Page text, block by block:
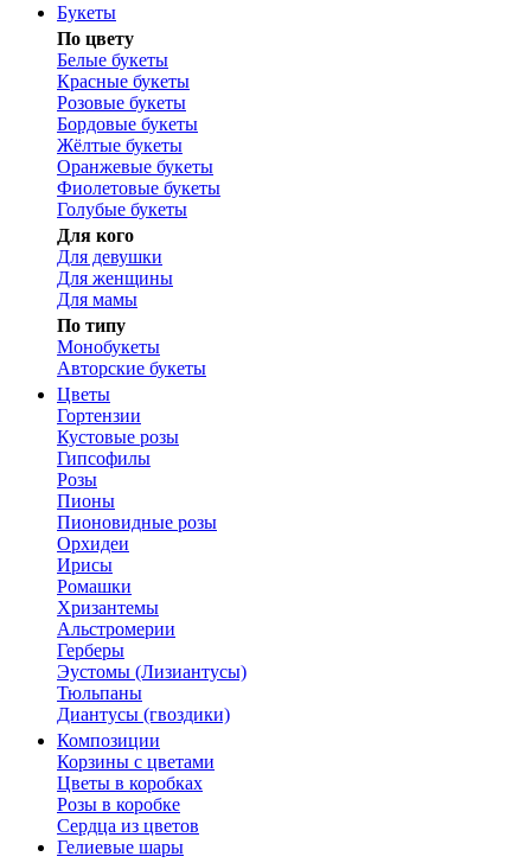
Букеты
По цвету
Белые букеты
Красные букеты
Розовые букеты
Бордовые букеты
Жёлтые букеты
Оранжевые букеты
Фиолетовые букеты
Голубые букеты
Для кого
Для девушки
Для женщины
Для мамы
По типу
Монобукеты
Авторские букеты
Цветы
Гортензии
Кустовые розы
Гипсофилы
Розы
Пионы
Пионовидные розы
Орхидеи
Ирисы
Ромашки
Хризантемы
Альстромерии
Герберы
Эустомы (Лизиантусы)
Тюльпаны
Диантусы (гвоздики)
Композиции
Корзины с цветами
Цветы в коробках
Розы в коробке
Сердца из цветов
Гелиевые шары